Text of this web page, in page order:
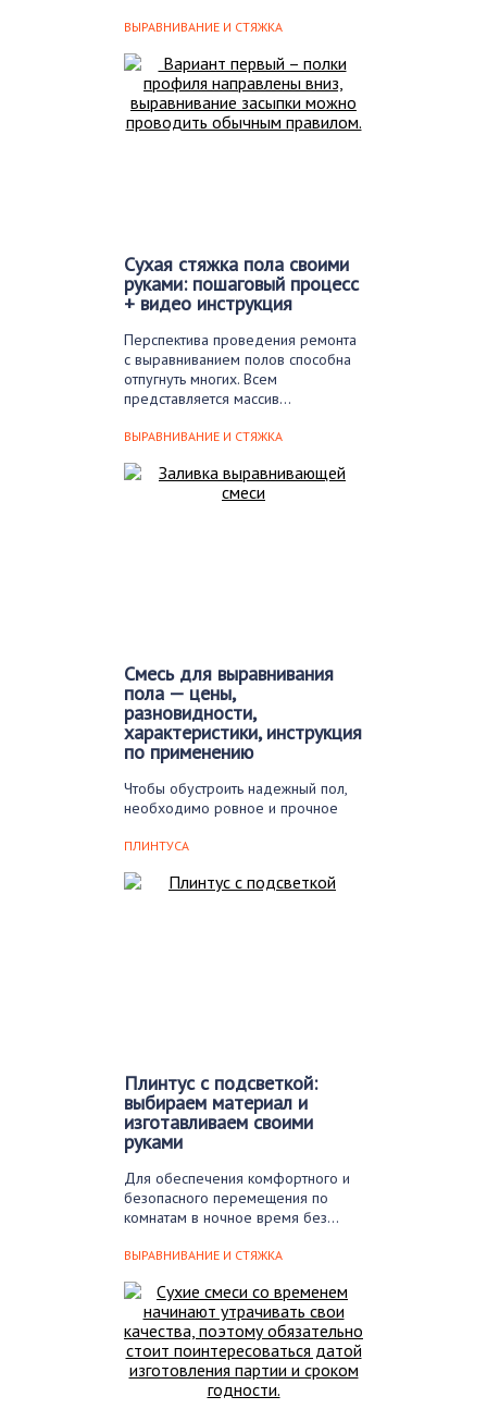
ВЫРАВНИВАНИЕ И СТЯЖКА
Сухая стяжка пола своими
руками: пошаговый процесс
+ видео инструкция
Перспектива проведения ремонта
с выравниванием полов способна
отпугнуть многих. Всем
представляется массив…
ВЫРАВНИВАНИЕ И СТЯЖКА
Смесь для выравнивания
пола — цены,
разновидности,
характеристики, инструкция
по применению
Чтобы обустроить надежный пол,
необходимо ровное и прочное
позволяет…
ПЛИНТУСА
Плинтус с подсветкой:
выбираем материал и
изготавливаем своими
руками
Для обеспечения комфортного и
безопасного перемещения по
комнатам в ночное время без…
ВЫРАВНИВАНИЕ И СТЯЖКА